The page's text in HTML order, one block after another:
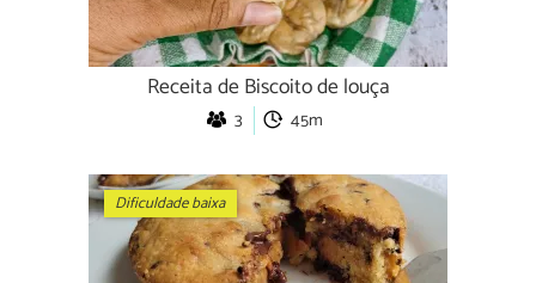
Receita de Biscoito de louça
3 45m
Dificuldade baixa